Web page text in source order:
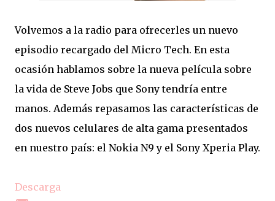
Volvemos a la radio para ofrecerles un nuevo
episodio recargado del Micro Tech. En esta
ocasión hablamos sobre la nueva película sobre
la vida de Steve Jobs que Sony tendría entre
manos. Además repasamos las características de
dos nuevos celulares de alta gama presentados
en nuestro país: el Nokia N9 y el Sony Xperia Play.
Descarga